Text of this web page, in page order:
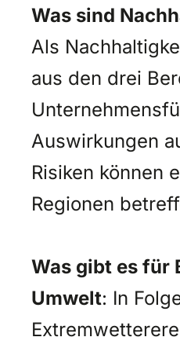
Was sind
Als
aus den drei
Auswirkungen
Risiken können
Regionen
Was gibt es für
Umwelt: In